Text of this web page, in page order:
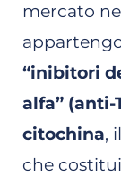
mercato
“inibitori
alfa” (anti-
citochina,
che